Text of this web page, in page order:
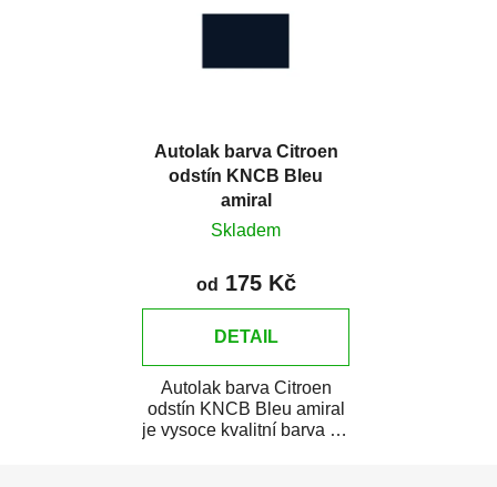
Autolak barva Citroen
odstín KNCB Bleu
amiral
Skladem
od 175 Kč
DETAIL
Autolak barva Citroen
odstín KNCB Bleu amiral
je vysoce kvalitní barva na